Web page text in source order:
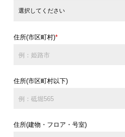
住所(市区町村)*
住所(市区町村以下)
住所(建物・フロア・号室)